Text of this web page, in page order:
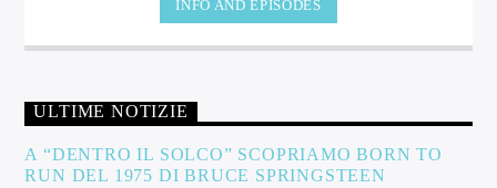
INFO AND EPISODES
ULTIME NOTIZIE
A “DENTRO IL SOLCO” SCOPRIAMO BORN TO
RUN DEL 1975 DI BRUCE SPRINGSTEEN